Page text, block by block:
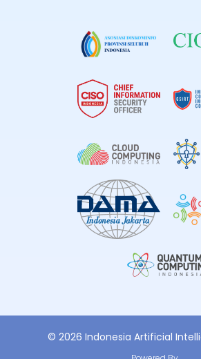
© 2026 Indonesia Artificial